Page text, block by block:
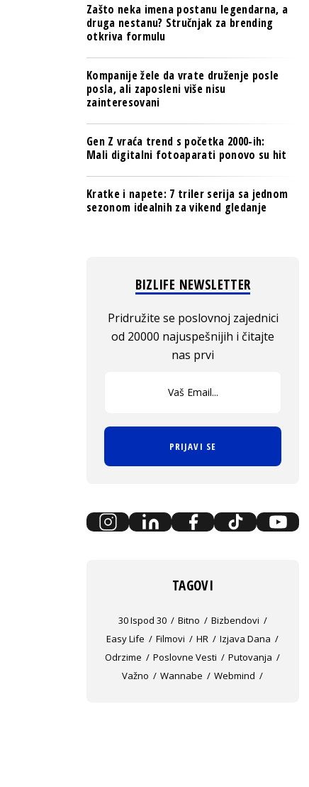
Zašto neka imena postanu legendarna, a
druga nestanu? Stručnjak za brending
otkriva formulu
Kompanije žele da vrate druženje posle
posla, ali zaposleni više nisu
zainteresovani
Gen Z vraća trend s početka 2000-ih:
Mali digitalni fotoaparati ponovo su hit
Kratke i napete: 7 triler serija sa jednom
sezonom idealnih za vikend gledanje
BIZLIFE NEWSLETTER
Pridružite se poslovnoj zajednici
od 20000 najuspešnijih i čitajte
nas prvi
PRIJAVI SE
TAGOVI
30 Ispod 30 Bitno
Bizbendovi
Easy Life
Filmovi HR
Izjava Dana
Odrzime
Poslovne Vesti
Putovanja
Važno
Wannabe Webmind